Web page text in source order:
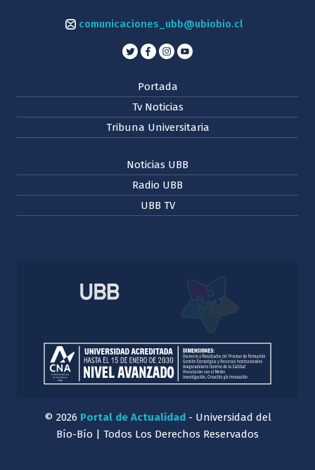
comunicaciones_ubb@ubiobio.cl
Portada
Tv Noticias
Tribuna Universitaria
Noticias UBB
Radio UBB
UBB TV
© 2026 Portal de Actualidad- Universidad del
Bío-Bío | Todos Los Derechos Reservados